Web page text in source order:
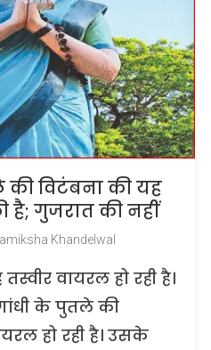
की विटंबना की यह
है; गुजरात की नहीं
Khandelwal
वायरल हो रही है।
गांधी के पुतले की
हो रही है। उसके